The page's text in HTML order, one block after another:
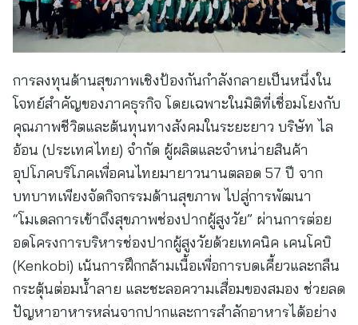
การลงทุนด้านสุขภาพเชิงป้องกันกำลังกลายเป็นหนึ่งใน
โจทย์สำคัญของภาคธุรกิจ โดยเฉพาะในมิติที่เชื่อมโยงกับ
คุณภาพชีวิตและต้นทุนทางสังคมในระยะยาว บริษัท ไล
อ้อน (ประเทศไทย) จำกัด ผู้ผลิตและจำหน่ายสินค้า
อุปโภคบริโภคเพื่อคนไทยมายาวนานตลอด 57 ปี จาก
บทบาทเพียงจัดกิจกรรมด้านสุขภาพ ไปสู่การพัฒนา
“โมเดลการเข้าถึงสุขภาพช่องปากผู้สูงวัย” ผ่านการต่อย
อดโครงการบริหารช่องปากผู้สูงวัยด้วยเทคนิค เคนโคบิ
(Kenkobi) เน้นการฝึกกล้ามเนื้อเพื่อการบดเคี้ยวและกลืน
กระตุ้นต่อมน้ำลาย และชะลอความเสื่อมของสมอง ช่วยลด
ปัญหาอาหารหล่นจากปากและการสำลักอาหารได้อย่าง